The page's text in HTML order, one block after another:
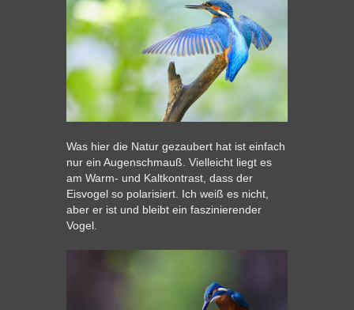
Was hier die Natur gezaubert hat ist einfach
nur ein Augenschmauß. Vielleicht liegt es
am Warm- und Kaltkontrast, dass der
Eisvogel so polarisiert. Ich weiß es nicht,
aber er ist und bleibt ein faszinierender
Vogel.